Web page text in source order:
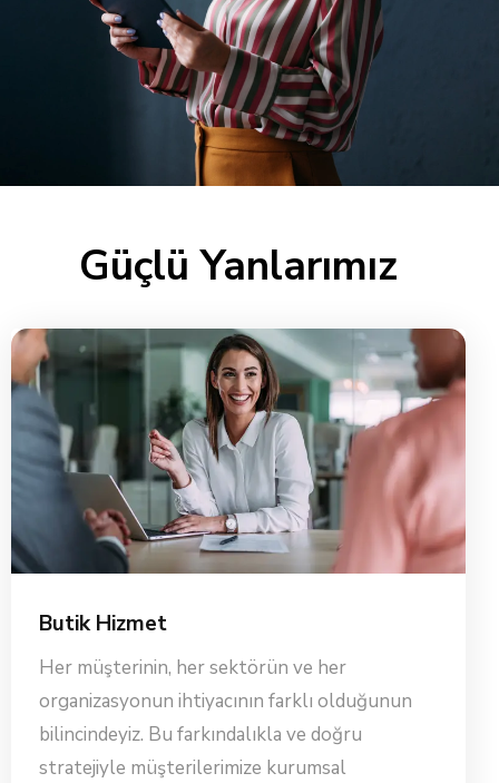
Güçlü Yanlarımız
Butik Hizmet
Her müşterinin, her sektörün ve her
organizasyonun ihtiyacının farklı olduğunun
bilincindeyiz. Bu farkındalıkla ve doğru
stratejiyle müşterilerimize kurumsal